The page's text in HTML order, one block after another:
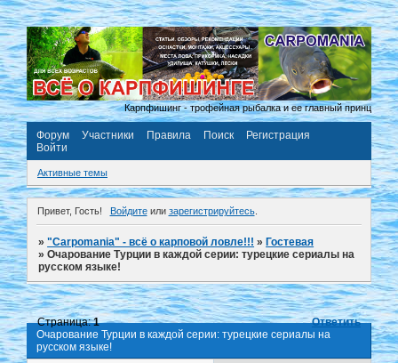
Карпфишинг - трофейная рыбалка и ее главный принцип
Форум Участники Правила Поиск
Регистрация
Войти
Активные темы
Привет, Гость! Войдитеили зарегистрируйтесь.
»"Carpomania" - всё о карповой ловле!!! »Гостевая
»Очарование Турции в каждой серии: турецкие сериалы на
русском языке!
Очарование Турции в каждой серии: турецкие сериалы на
русском языке!
Страница:1 Ответить